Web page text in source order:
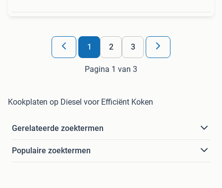
1 2 3
Pagina 1 van 3
Kookplaten op Diesel voor Efficiënt Koken
Gerelateerde zoektermen
Populaire zoektermen